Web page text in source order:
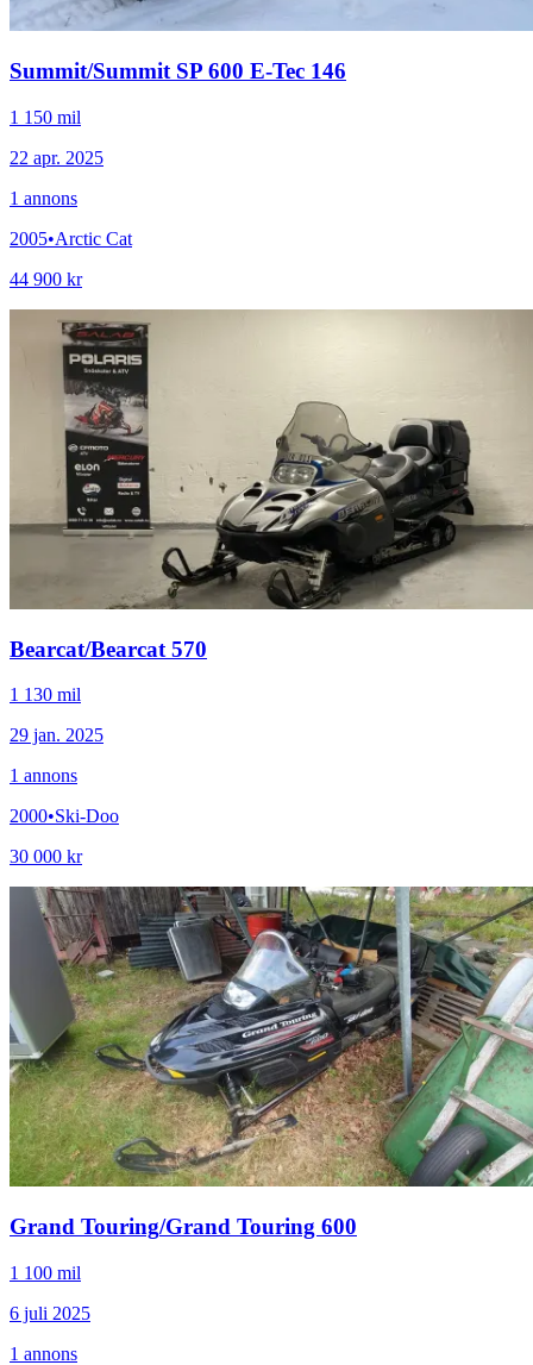
Summit/Summit SP 600 E-Tec 146
1 150 mil
22 apr. 2025
1 annons
2005•Arctic Cat
44 900 kr
Bearcat/Bearcat 570
1 130 mil
29 jan. 2025
1 annons
2000•Ski-Doo
30 000 kr
Grand Touring/Grand Touring 600
1 100 mil
6 juli 2025
1 annons